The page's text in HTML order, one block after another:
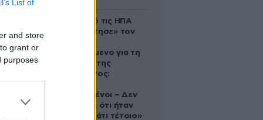
List of
and store
grant or
purposes
Ζευγάρι από τις ΗΠΑ
που «υιοθέτησε» τον
κατηγορούμενο για τη
δολοφονία της
Ελίζαμπεθ Ρος:
συντετριμμένοι – Δεν
έδειξε ποτέ ότι ήταν
ικανός για κάτι τέτοιο»